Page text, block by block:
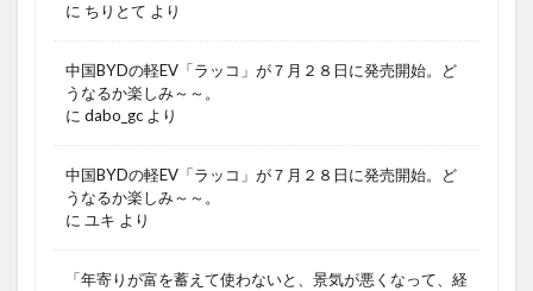
に ちりとて より
中国BYDの軽EV「ラッコ」が７月２８日に発売開始。ど
うなるか楽しみ～～。
に dabo_gc より
中国BYDの軽EV「ラッコ」が７月２８日に発売開始。ど
うなるか楽しみ～～。
に ユキ より
「年寄りが富を蓄えて使わないと、景気が悪くなって、経